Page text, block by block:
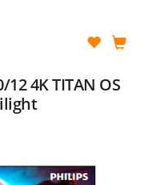
12 4K TITAN OS